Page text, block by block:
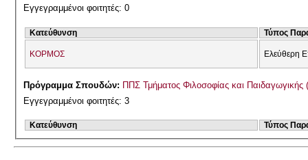
Εγγεγραμμένοι φοιτητές: 0
Κατεύθυνση Τύπος
ΚΟΡΜΟΣ Ελεύθερη
Πρόγραμμα Σπουδών: ΠΠΣ Τμήματος Φιλοσοφίας και Παιδαγωγικής
Εγγεγραμμένοι φοιτητές: 3
Κατεύθυνση Τύπος